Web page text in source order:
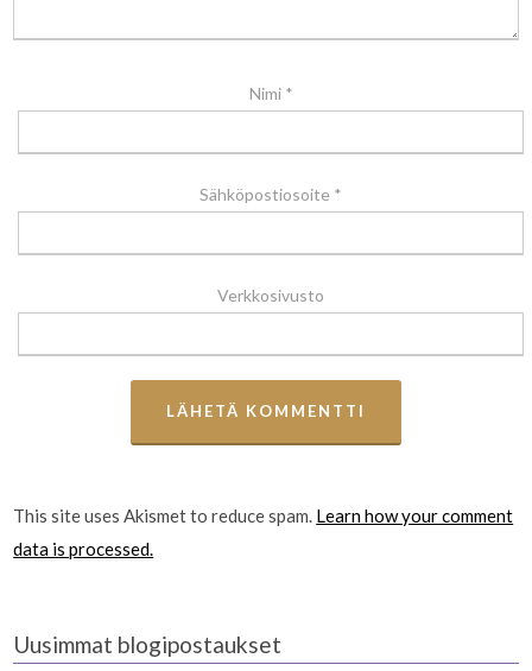
Nimi *
Sähköpostiosoite *
Verkkosivusto
This site uses Akismet to reduce spam. Learn how your comment
data is processed.
Uusimmat blogipostaukset